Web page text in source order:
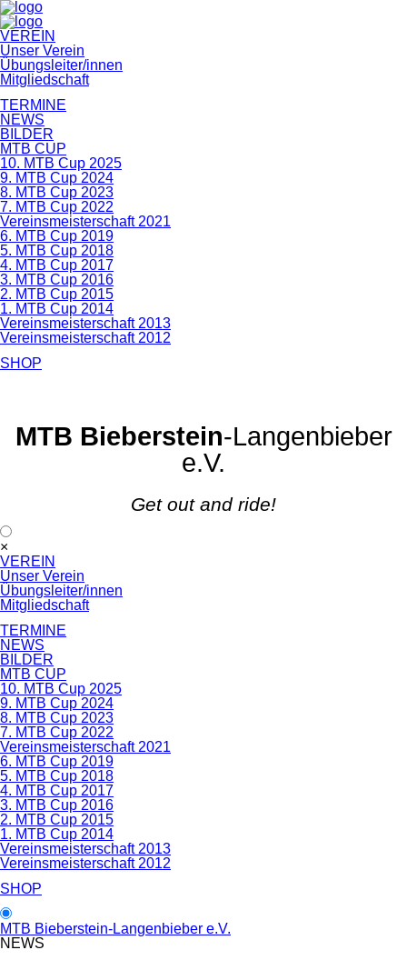
Navigation
überspringen
VEREIN
Unser Verein
Übungsleiter/innen
Mitgliedschaft
TERMINE
NEWS
BILDER
MTB CUP
10. MTB Cup 2025
9. MTB Cup 2024
8. MTB Cup 2023
7. MTB Cup 2022
Vereinsmeisterschaft 2021
6. MTB Cup 2019
5. MTB Cup 2018
4. MTB Cup 2017
3. MTB Cup 2016
2. MTB Cup 2015
1. MTB Cup 2014
Vereinsmeisterschaft 2013
Vereinsmeisterschaft 2012
SHOP
MTB Bieberstein-Langenbieber
e.V.
Get out and ride!
×
überspringen
VEREIN
Unser Verein
Übungsleiter/innen
Mitgliedschaft
TERMINE
NEWS
BILDER
MTB CUP
10. MTB Cup 2025
9. MTB Cup 2024
8. MTB Cup 2023
7. MTB Cup 2022
Vereinsmeisterschaft 2021
6. MTB Cup 2019
5. MTB Cup 2018
4. MTB Cup 2017
3. MTB Cup 2016
2. MTB Cup 2015
1. MTB Cup 2014
Vereinsmeisterschaft 2013
Vereinsmeisterschaft 2012
SHOP
MTB Bieberstein-Langenbieber e.V.
NEWS